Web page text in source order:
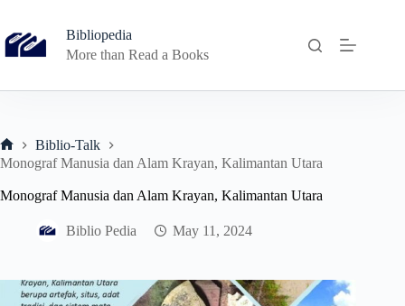
content
Bibliopedia
More than Read a Books
Home
Biblio-Talk
Monograf Manusia dan Alam Krayan, Kalimantan Utara
Monograf Manusia dan Alam Krayan, Kalimantan Utara
Biblio Pedia May 11, 2024